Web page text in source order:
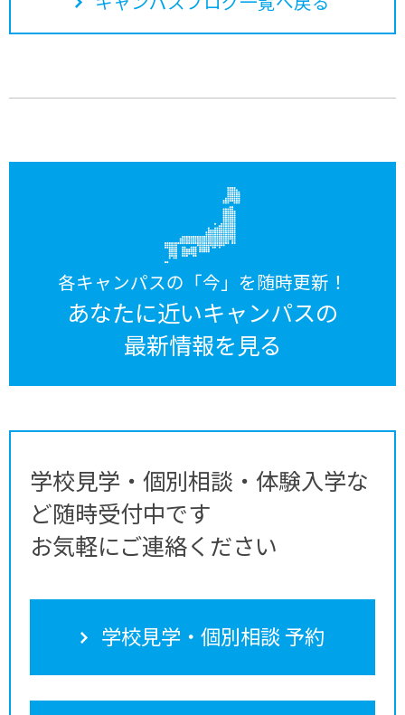
各キャンパスの「今」を随時更新！
あなたに近いキャンパスの
最新情報を見る
学校見学・個別相談・体験入学な
ど随時受付中です
お気軽にご連絡ください
学校見学・個別相談 予約